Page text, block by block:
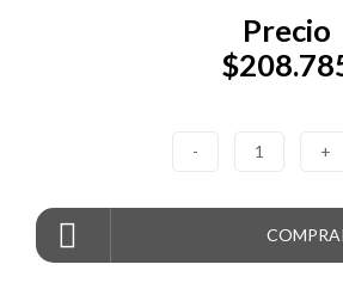
Precio
- 1 +